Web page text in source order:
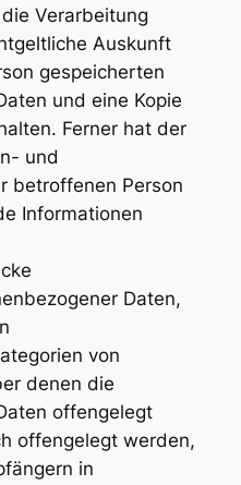
Verarbeitung
Auskunft
gespeicherten
und eine Kopie
Ferner hat der
und
betroffenen Person
Informationen
Daten,
von
denen die
offengelegt
offengelegt werden,
in